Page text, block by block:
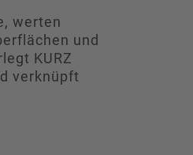
werten
und
KURZ
verknüpft